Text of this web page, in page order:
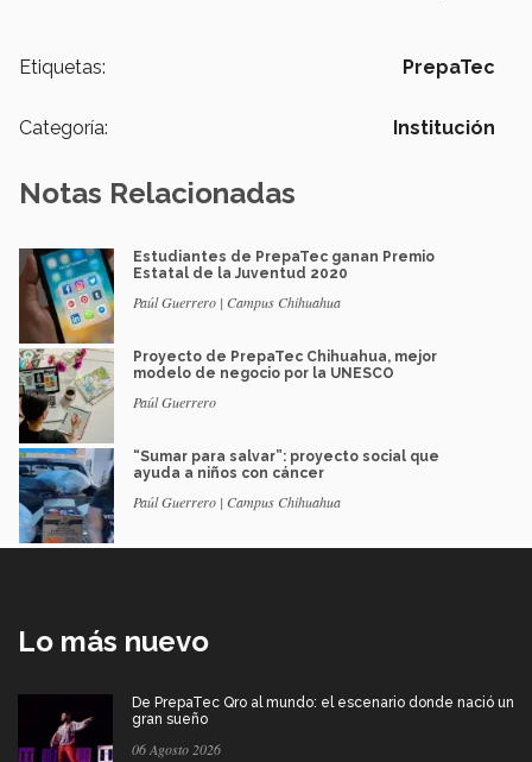
Etiquetas: PrepaTec
Categoría: Institución
Notas Relacionadas
Estudiantes de PrepaTec ganan Premio
Estatal de la Juventud 2020
Paúl Guerrero | Campus Chihuahua
Proyecto de PrepaTec Chihuahua, mejor
modelo de negocio por la UNESCO
Paúl Guerrero
“Sumar para salvar”: proyecto social que
ayuda a niños con cáncer
Paúl Guerrero | Campus Chihuahua
Lo más nuevo
De PrepaTec Qro al mundo: el escenario donde nació un
gran sueño
06 Agosto 2026